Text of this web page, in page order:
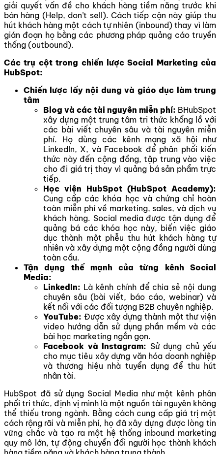
giải quyết vấn đề cho khách hàng tiềm năng trước khi
bán hàng (Help, don’t sell). Cách tiếp cận này giúp thu
hút khách hàng một cách tự nhiên (inbound) thay vì làm
gián đoạn họ bằng các phương pháp quảng cáo truyền
thống (outbound).
Các trụ cột trong chiến lược Social Marketing của
HubSpot:
Chiến lược lấy nội dung và giáo dục làm trung
tâm
Blog và các tài nguyên miễn phí: BHubSpot
xây dựng một trung tâm tri thức khổng lồ với
các bài viết chuyên sâu và tài nguyên miễn
phí. Họ dùng các kênh mạng xã hội như
LinkedIn, X, và Facebook để phân phối kiến
thức này đến cộng đồng, tập trung vào việc
cho đi giá trị thay vì quảng bá sản phẩm trực
tiếp.
Học viện HubSpot (HubSpot Academy):
Cung cấp các khóa học và chứng chỉ hoàn
toàn miễn phí về marketing, sales, và dịch vụ
khách hàng. Social media được tận dụng để
quảng bá các khóa học này, biến việc giáo
dục thành một phễu thu hút khách hàng tự
nhiên và xây dựng một cộng đồng người dùng
toàn cầu.
Tận dụng thế mạnh của từng kênh Social
Media:
LinkedIn: Là kênh chính để chia sẻ nội dung
chuyên sâu (bài viết, báo cáo, webinar) và
kết nối với các đối tượng B2B chuyên nghiệp.
YouTube: Được xây dựng thành một thư viện
video hướng dẫn sử dụng phần mềm và các
bài học marketing ngắn gọn.
Facebook và Instagram: Sử dụng chủ yếu
cho mục tiêu xây dựng văn hóa doanh nghiệp
và thương hiệu nhà tuyển dụng để thu hút
nhân tài.
HubSpot đã sử dụng Social Media như một kênh phân
phối tri thức, định vị mình là một nguồn tài nguyên không
thể thiếu trong ngành. Bằng cách cung cấp giá trị một
cách rộng rãi và miễn phí, họ đã xây dựng được lòng tin
vững chắc và tạo ra một hệ thống inbound marketing
quy mô lớn, tự động chuyển đổi người học thành khách